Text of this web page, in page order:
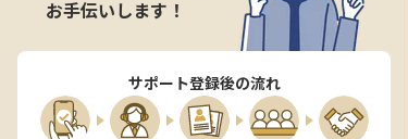
お手伝いします！
サポート登録後の流れ